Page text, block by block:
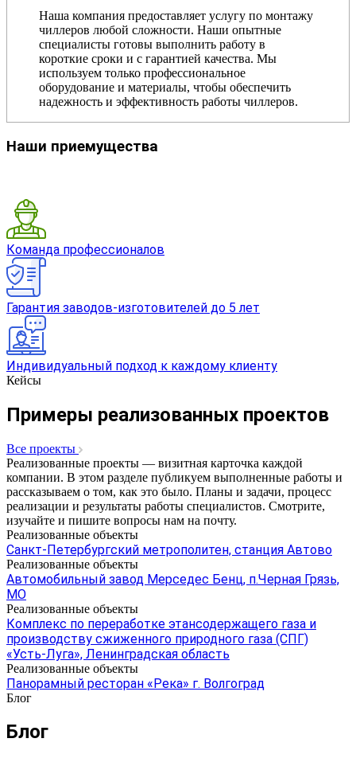
Наша компания предоставляет услугу по монтажу
чиллеров любой сложности. Наши опытные
специалисты готовы выполнить работу в
короткие сроки и с гарантией качества. Мы
используем только профессиональное
оборудование и материалы, чтобы обеспечить
надежность и эффективность работы чиллеров.
Наши приемущества
Команда профессионалов
Гарантия заводов-изготовителей до 5 лет
Индивидуальный подход к каждому клиенту
Кейсы
Примеры реализованных проектов
Все проекты
Реализованные проекты — визитная карточка каждой
компании. В этом разделе публикуем выполненные работы и
рассказываем о том, как это было. Планы и задачи, процесс
реализации и результаты работы специалистов. Смотрите,
изучайте и пишите вопросы нам на почту.
Реализованные объекты
Санкт-Петербургский метрополитен, станция Автово
Реализованные объекты
Автомобильный завод Мерседес Бенц, п.Черная Грязь,
МО
Реализованные объекты
Комплекс по переработке этансодержащего газа и
производству сжиженного природного газа (СПГ)
«Усть-Луга», Ленинградская область
Реализованные объекты
Панорамный ресторан «Река» г. Волгоград
Блог
Блог